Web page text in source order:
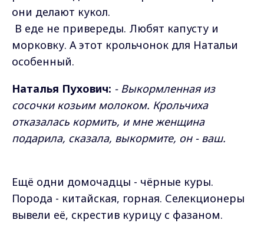
они делают кукол.
В еде не привереды. Любят капусту и
морковку. А этот крольчонок для Натальи
особенный.
Наталья Пухович: - Выкормленная из
сосочки козьим молоком. Крольчиха
отказалась кормить, и мне женщина
подарила, сказала, выкормите, он - ваш.
Ещё одни домочадцы - чёрные куры.
Порода - китайская, горная. Селекционеры
вывели её, скрестив курицу с фазаном.